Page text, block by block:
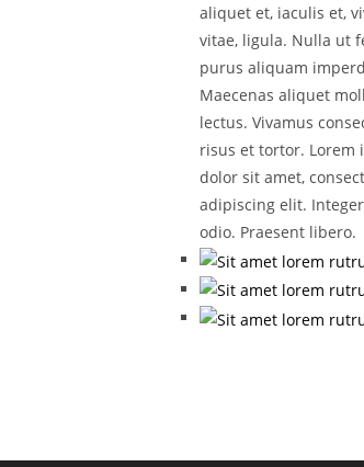
aliquet et, iaculis et,
vitae, ligula. Nulla ut
purus aliquam
Maecenas aliquet
lectus. Vivamus
risus et tortor. Lorem
dolor sit amet,
adipiscing elit.
odio. Praesent libero.